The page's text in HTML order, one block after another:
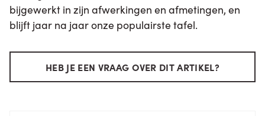
bijgewerkt in zijn afwerkingen en afmetingen, en
blijft jaar na jaar onze populairste tafel.
HEB JE EEN VRAAG OVER DIT ARTIKEL?